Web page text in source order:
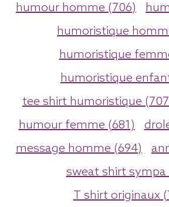
humour homme (706)
humoristique
humoristique
humoristique
tee shirt humoristique
humour femme (681)
message homme (694)
sweat shirt sympa
T shirt originaux